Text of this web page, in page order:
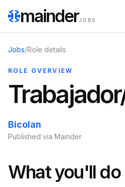
mainderJOBS
Jobs/Role details
ROLE OVERVIEW
Bicolan
Published via Mainder
What you'll do